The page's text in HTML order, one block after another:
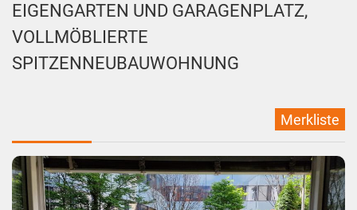
EIGENGARTEN UND GARAGENPLATZ,
VOLLMÖBLIERTE
SPITZENNEUBAUWOHNUNG
Merkliste